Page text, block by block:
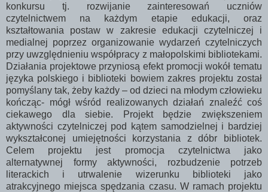
konkursu tj. rozwijanie zainteresowań uczniów
czytelnictwem na każdym etapie edukacji, oraz
kształtowania postaw w zakresie edukacji czytelniczej i
medialnej poprzez organizowanie wydarzeń czytelniczych
przy uwzględnieniu współpracy z małopolskimi bibliotekami.
Działania projektowe przyniosą efekt promocji wokół tematu
języka polskiego i biblioteki bowiem zakres projektu został
pomyślany tak, żeby każdy – od dzieci na młodym człowieku
kończąc- mógł wśród realizowanych działań znaleźć coś
ciekawego dla siebie. Projekt będzie zwiększeniem
aktywności czytelniczej pod kątem samodzielnej i bardziej
wykształconej umiejętności korzystania z dóbr bibliotek.
Celem projektu jest promocja czytelnictwa jako
alternatywnej formy aktywności, rozbudzenie potrzeb
literackich i utrwalenie wizerunku biblioteki jako
atrakcyjnego miejsca spędzania czasu. W ramach projektu